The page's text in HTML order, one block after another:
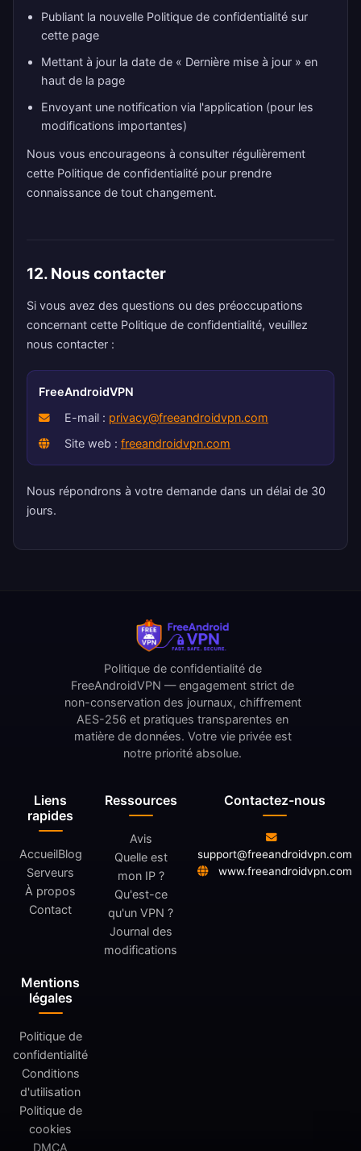
Publiant la nouvelle Politique de confidentialité sur
cette page
Mettant à jour la date de « Dernière mise à jour » en
haut de la page
Envoyant une notification via l'application (pour les
modifications importantes)
Nous vous encourageons à consulter régulièrement
cette Politique de confidentialité pour prendre
connaissance de tout changement.
12. Nous contacter
Si vous avez des questions ou des préoccupations
concernant cette Politique de confidentialité, veuillez
nous contacter :
FreeAndroidVPN
E-mail : privacy@freeandroidvpn.com
Site web : freeandroidvpn.com
Nous répondrons à votre demande dans un délai de 30
jours.
Liens
rapides
AccueilBlog
Serveurs
À propos
Contact
Ressources
Avis
Quelle est
mon IP ?
Qu'est-ce
qu'un VPN ?
Journal des
modifications
Mentions
légales
Politique de
confidentialité
Conditions
d'utilisation
Politique de
cookies
DMCA
Politique de confidentialité de
FreeAndroidVPN — engagement strict de
non-conservation des journaux, chiffrement
AES-256 et pratiques transparentes en
matière de données. Votre vie privée est
notre priorité absolue.
Contactez-nous
support@freeandroidvpn.com
www.freeandroidvpn.com